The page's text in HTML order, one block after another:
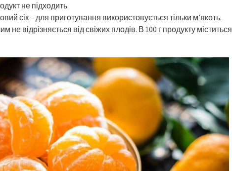
не підходить.
сік – для приготування використовується тільки м’якоть.
не відрізняється від свіжих плодів. В 100 г продукту міститься